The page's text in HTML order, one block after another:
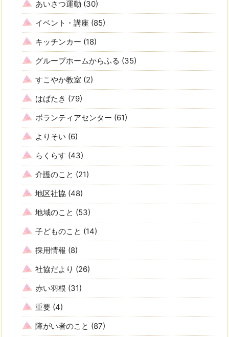
あいさつ運動 (30)
イベント・講座 (85)
キッチンカー (18)
グループホームからふる (35)
すこやか教室 (2)
はばたき (79)
ボランティアセンター (61)
よりそい (6)
らくらす (43)
介護のこと (21)
地区社協 (48)
地域のこと (53)
子どものこと (14)
採用情報 (8)
社協だより (26)
赤い羽根 (31)
重要 (4)
障がい者のこと (87)